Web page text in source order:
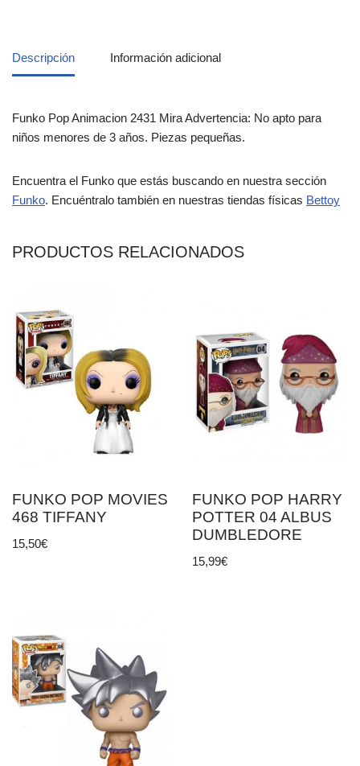
Descripción Información adicional
Funko Pop Animacion 2431 Mira Advertencia: No apto para
niños menores de 3 años. Piezas pequeñas.
Encuentra el Funko que estás buscando en nuestra sección
Funko. Encuéntralo también en nuestras tiendas físicas Bettoy
PRODUCTOS RELACIONADOS
FUNKO POP MOVIES
468 TIFFANY
15,50€
FUNKO POP HARRY
POTTER 04 ALBUS
DUMBLEDORE
15,99€